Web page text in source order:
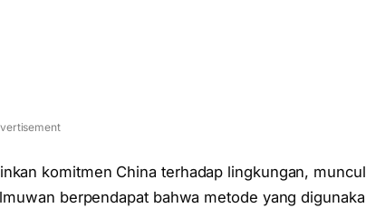
komitmen China terhadap lingkungan, muncul
berpendapat bahwa metode yang